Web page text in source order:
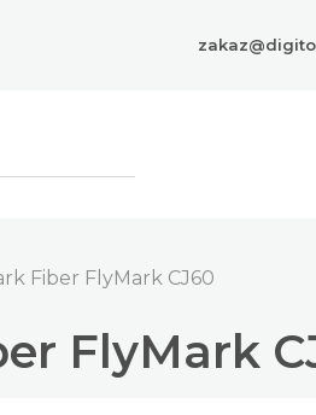
Fiber FlyMark CJ60
FlyMark